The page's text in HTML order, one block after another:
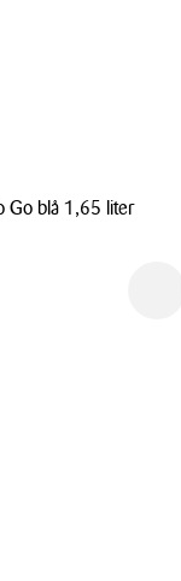
Go blå 1,65 liter